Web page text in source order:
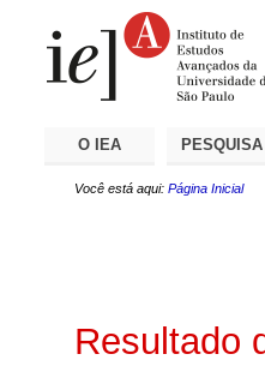
O IEA PESQUISA
Você está aqui: Página Inicial
Resultado